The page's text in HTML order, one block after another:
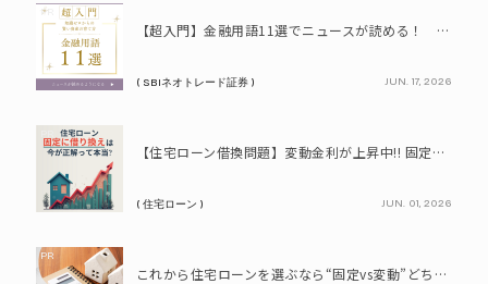
PR
【超入門】金融用語11選でニュースが読める！ 知識ゼロからの賢い資産の育て方
( SBIネオトレード証券 ) JUN. 17, 2026
【住宅ローン借換問題】変動金利が上昇中!! 固定に借り換えるなら今が正解って本当? シミュレーションで比較してみよう
( 住宅ローン ) JUN. 01, 2026
PR
これから住宅ローンを選ぶなら“固定vs変動”どちらが正解? 9割が利用したいと答えた「いま決めなくてもいい」ローンとは!?